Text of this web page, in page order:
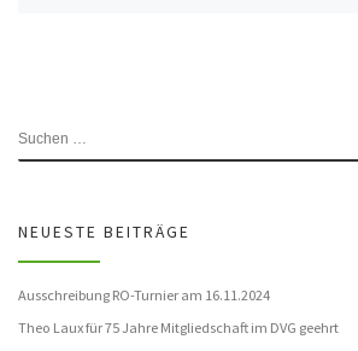
SUCHE
NEUESTE BEITRÄGE
Ausschreibung RO-Turnier am 16.11.2024
Theo Laux für 75 Jahre Mitgliedschaft im DVG geehrt